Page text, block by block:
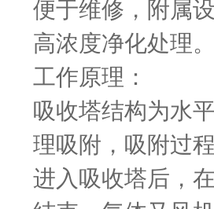
便于维修，附属
高浓度净化处理
工作原理：
吸收塔结构为水
理吸附，吸附过
进入吸收塔后，